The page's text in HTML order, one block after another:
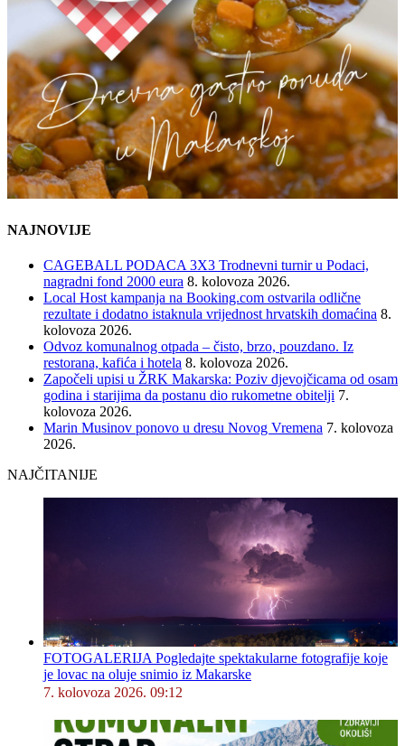
NAJNOVIJE
CAGEBALL PODACA 3X3 Trodnevni turnir u Podaci,
nagradni fond 2000 eura 8. kolovoza 2026.
Local Host kampanja na Booking.com ostvarila odlične
rezultate i dodatno istaknula vrijednost hrvatskih domaćina 8.
kolovoza 2026.
Odvoz komunalnog otpada – čisto, brzo, pouzdano. Iz
restorana, kafića i hotela 8. kolovoza 2026.
Započeli upisi u ŽRK Makarska: Poziv djevojčicama od osam
godina i starijima da postanu dio rukometne obitelji 7.
kolovoza 2026.
Marin Musinov ponovo u dresu Novog Vremena 7. kolovoza
2026.
NAJČITANIJE
FOTOGALERIJA Pogledajte spektakularne fotografije koje
je lovac na oluje snimio iz Makarske
7. kolovoza 2026. 09:12